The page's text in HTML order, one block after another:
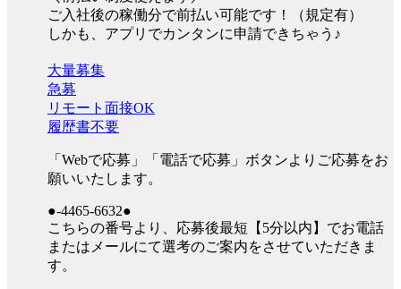
ご入社後の稼働分で前払い可能です！（規定有）
しかも、アプリでカンタンに申請できちゃう♪
大量募集
急募
リモート面接OK
履歴書不要
「Webで応募」「電話で応募」ボタンよりご応募をお
願いいたします。
●-4465-6632●
こちらの番号より、応募後最短【5分以内】でお電話
またはメールにて選考のご案内をさせていただきま
す。